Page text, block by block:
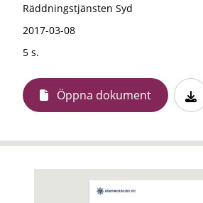
Räddningstjänsten Syd
2017-03-08
5 s.
Öppna dokument